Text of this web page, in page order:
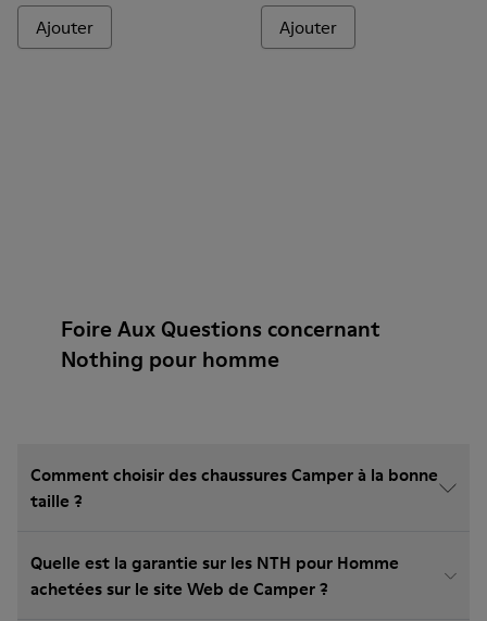
Ajouter Ajouter
Foire Aux Questions concernant
Nothing pour homme
Comment choisir des chaussures Camper à la bonne
taille ?
Quelle est la garantie sur les NTH pour Homme
achetées sur le site Web de Camper ?